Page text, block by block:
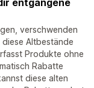
entgangene
verschwenden
Altbestände
Produkte ohne
Rabatte
diese alten